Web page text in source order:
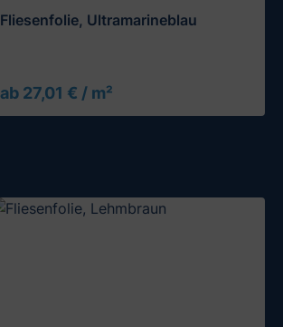
Fliesenfolie, Ultramarineblau
ab 27,01 € / m²Muster testen